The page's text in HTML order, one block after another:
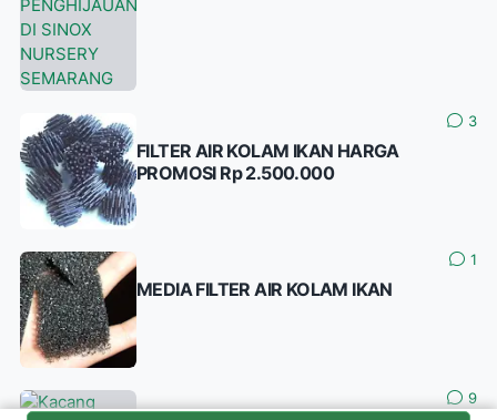
3
FILTER AIR KOLAM IKAN HARGA
PROMOSI Rp 2.500.000
1
MEDIA FILTER AIR KOLAM IKAN
9